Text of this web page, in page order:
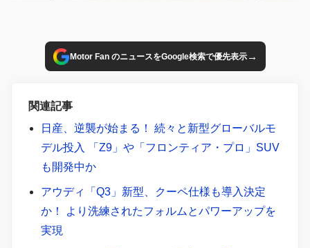
Motor Fan のニュースをGoogle検索で優先表示→
関連記事
日産、逆襲が始まる！ 続々と新型グローバルモ
デル投入 「Z9」や「フロンティア・プロ」SUV
も開発中か
アウディ「Q3」新型、クーペ仕様も導入決定
か！ より洗練されたフォルムとパワーアップを
実現